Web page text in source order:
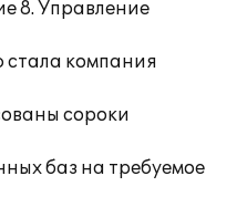
8. Управление
компания
сороки
баз на требуемое